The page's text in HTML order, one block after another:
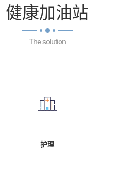
健康加油站
The solution
护理